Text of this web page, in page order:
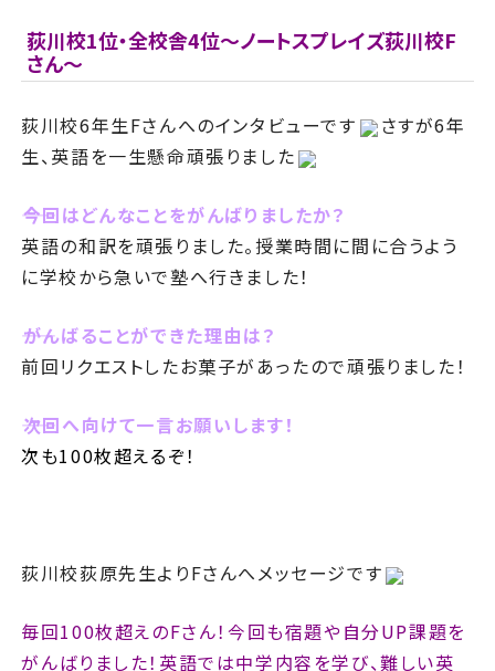
荻川校1位・全校舎4位～ノートスプレイズ荻川校F
さん～
荻川校6年生Fさんへのインタビューです
さすが6年
生、英語を一生懸命頑張りました
――今回はどんなことをがんばりましたか？
英語の和訳を頑張りました。授業時間に間に合うよう
に学校から急いで塾へ行きました！
――がんばることができた理由は？
前回リクエストしたお菓子があったので頑張りました！
――次回へ向けて一言お願いします！
次も100枚超えるぞ！
荻川校荻原先生よりFさんへメッセージです
毎回100枚超えのFさん！今回も宿題や自分UP課題を
がんばりました！英語では中学内容を学び、難しい英